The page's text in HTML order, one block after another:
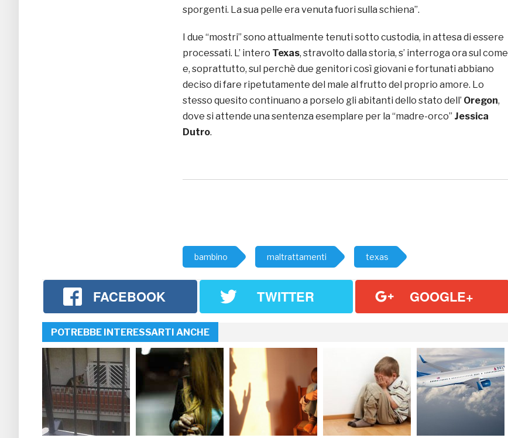
sporgenti. La sua pelle era venuta fuori sulla schiena”.
I due “mostri” sono attualmente tenuti sotto custodia, in attesa di essere
processati. L’ intero Texas, stravolto dalla storia, s’ interroga ora sul come
e, soprattutto, sul perchè due genitori così giovani e fortunati abbiano
deciso di fare ripetutamente del male al frutto del proprio amore. Lo
stesso quesito continuano a porselo gli abitanti dello stato dell’ Oregon,
dove si attende una sentenza esemplare per la “madre-orco” Jessica
Dutro.
bambino maltrattamenti texas
FACEBOOK TWITTER GOOGLE+
POTREBBE INTERESSARTI ANCHE